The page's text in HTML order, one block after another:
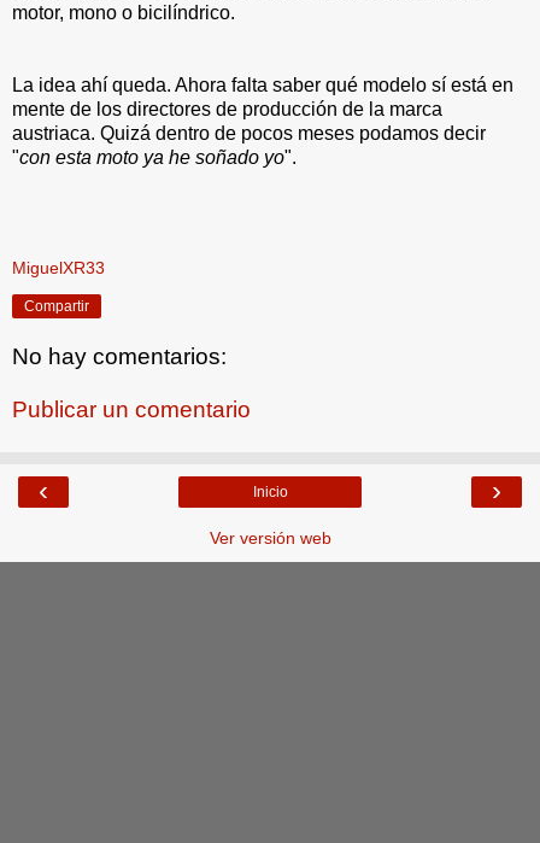
motor, mono o bicilíndrico.
La idea ahí queda. Ahora falta saber qué modelo sí está en
mente de los directores de producción de la marca
austriaca. Quizá dentro de pocos meses podamos decir
"con esta moto ya he soñado yo".
MiguelXR33
Compartir
No hay comentarios:
Publicar un comentario
‹ ›
Inicio
Ver versión web